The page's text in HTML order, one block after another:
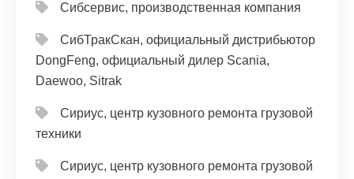
Сибсервис, производственная компания
СибТракСкан, официальный дистрибьютор
DongFeng, официальный дилер Scania,
Daewoo, Sitrak
Сириус, центр кузовного ремонта грузовой
техники
Сириус, центр кузовного ремонта грузовой